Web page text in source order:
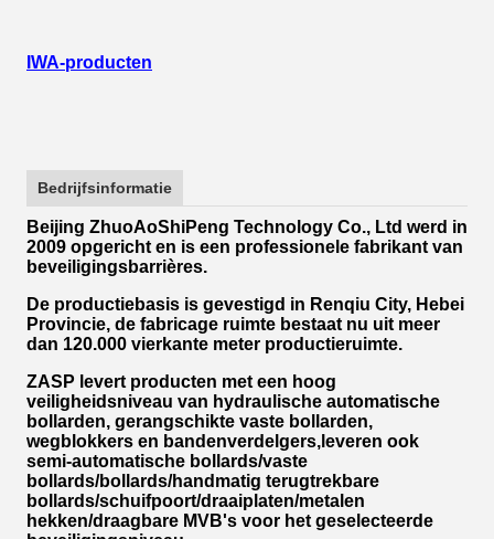
IWA-producten
Bedrijfsinformatie
Beijing ZhuoAoShiPeng Technology Co., Ltd werd in
2009 opgericht en is een professionele fabrikant van
beveiligingsbarrières.
De productiebasis is gevestigd in Renqiu City, Hebei
Provincie, de fabricage ruimte bestaat nu uit meer
dan 120.000 vierkante meter productieruimte.
ZASP levert producten met een hoog
veiligheidsniveau van hydraulische automatische
bollarden, gerangschikte vaste bollarden,
wegblokkers en bandenverdelgers,leveren ook
semi-automatische bollards/vaste
bollards/bollards/handmatig terugtrekbare
bollards/schuifpoort/draaiplaten/metalen
hekken/draagbare MVB's voor het geselecteerde